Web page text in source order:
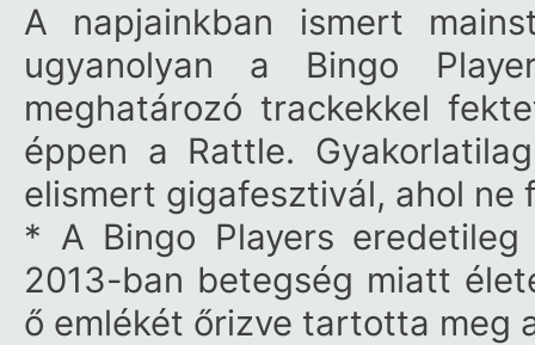
A napjainkban ismert
ugyanolyan a Bingo
meghatározó trackekkel
éppen a Rattle.
elismert gigafesztivál, ahol ne
* A Bingo Players
2013-ban betegség miatt
ő emlékét őrizve tartotta meg